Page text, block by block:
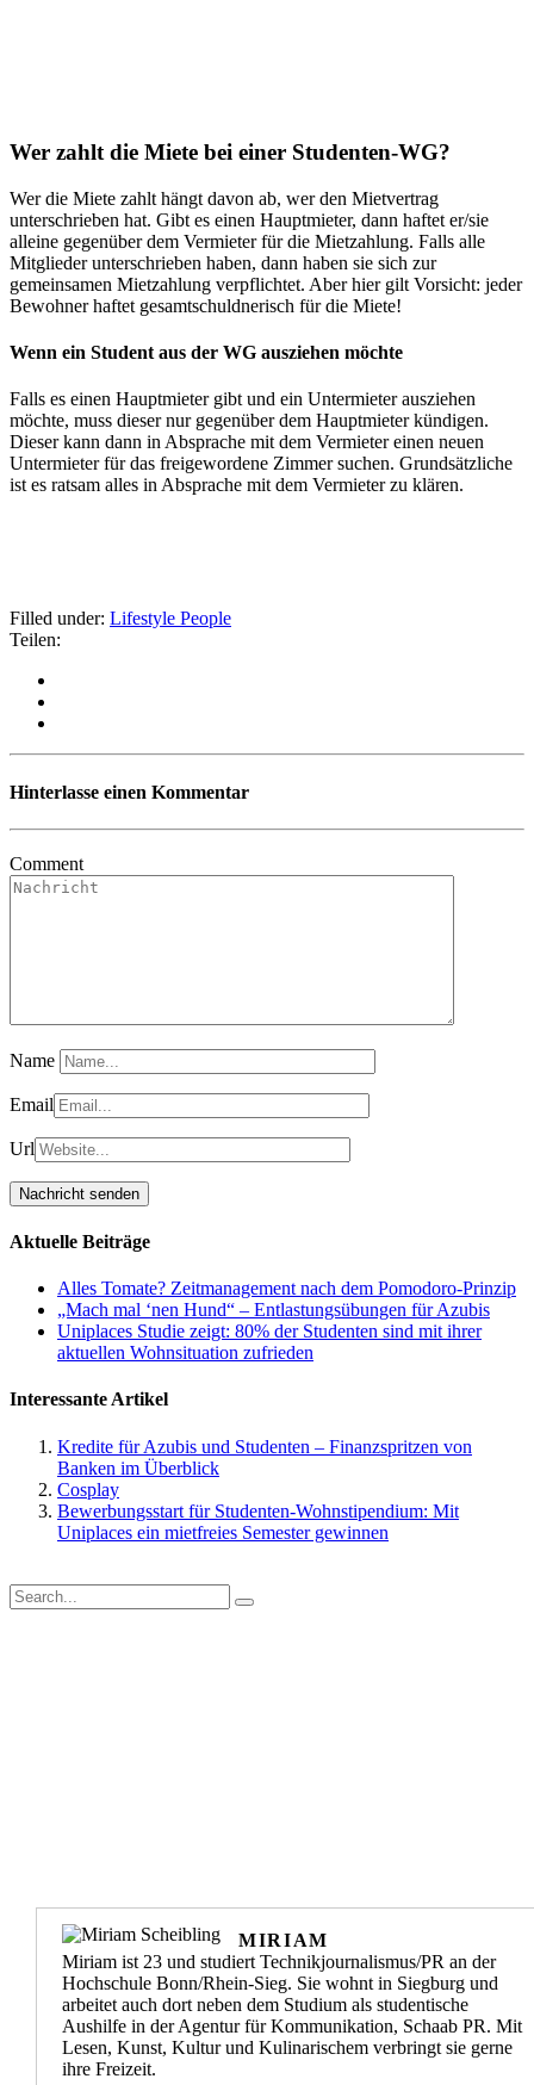
Wer zahlt die Miete bei einer Studenten-WG?
Wer die Miete zahlt hängt davon ab, wer den Mietvertrag
unterschrieben hat. Gibt es einen Hauptmieter, dann haftet er/sie
alleine gegenüber dem Vermieter für die Mietzahlung. Falls alle
Mitglieder unterschrieben haben, dann haben sie sich zur
gemeinsamen Mietzahlung verpflichtet. Aber hier gilt Vorsicht: jeder
Bewohner haftet gesamtschuldnerisch für die Miete!
Wenn ein Student aus der WG ausziehen möchte
Falls es einen Hauptmieter gibt und ein Untermieter ausziehen
möchte, muss dieser nur gegenüber dem Hauptmieter kündigen.
Dieser kann dann in Absprache mit dem Vermieter einen neuen
Untermieter für das freigewordene Zimmer suchen. Grundsätzliche
ist es ratsam alles in Absprache mit dem Vermieter zu klären.
Filled under: Lifestyle People
Teilen:
Hinterlasse einen Kommentar
Comment
Name
Email
Url
Aktuelle Beiträge
Alles Tomate? Zeitmanagement nach dem Pomodoro-Prinzip
„Mach mal ‘nen Hund“ – Entlastungsübungen für Azubis
Uniplaces Studie zeigt: 80% der Studenten sind mit ihrer
aktuellen Wohnsituation zufrieden
Interessante Artikel
Kredite für Azubis und Studenten – Finanzspritzen von
Banken im Überblick
Cosplay
Bewerbungsstart für Studenten-Wohnstipendium: Mit
Uniplaces ein mietfreies Semester gewinnen
MIRIAM
Miriam ist 23 und studiert Technikjournalismus/PR an der
Hochschule Bonn/Rhein-Sieg. Sie wohnt in Siegburg und
arbeitet auch dort neben dem Studium als studentische
Aushilfe in der Agentur für Kommunikation, Schaab PR. Mit
Lesen, Kunst, Kultur und Kulinarischem verbringt sie gerne
ihre Freizeit.